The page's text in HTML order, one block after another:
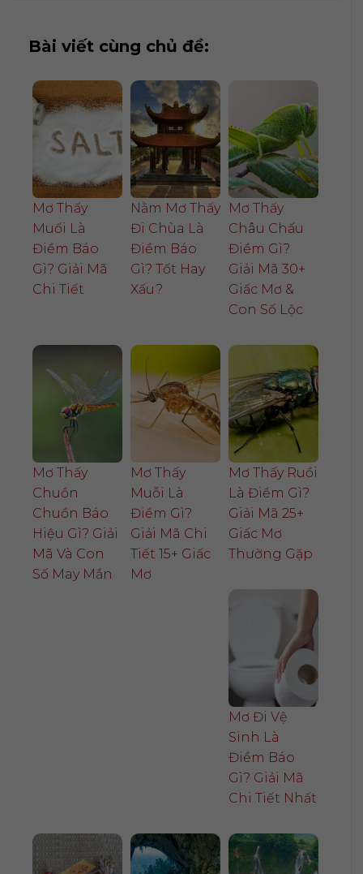
Bài viết cùng chủ đề:
Mơ Thấy
Muối Là
Điềm Báo
Gì? Giải Mã
Chi Tiết
Nằm Mơ Thấy
Đi Chùa Là
Điềm Báo
Gì? Tốt Hay
Xấu?
Mơ Thấy
Châu Chấu
Điềm Gì?
Giải Mã 30+
Giấc Mơ &
Con Số Lộc
Mơ Thấy
Chuồn
Chuồn Báo
Hiệu Gì? Giải
Mã Và Con
Số May Mắn
Mơ Thấy
Muỗi Là
Điềm Gì?
Giải Mã Chi
Tiết 15+ Giấc
Mơ
Mơ Thấy Ruồi
Là Điềm Gì?
Giải Mã 25+
Giấc Mơ
Thường Gặp
Mơ Đi Vệ
Sinh Là
Điềm Báo
Gì? Giải Mã
Chi Tiết Nhất